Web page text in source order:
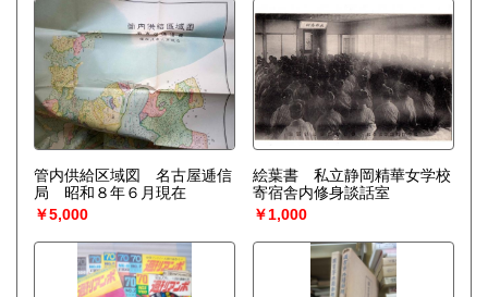
管内供給区域図 名古屋逓信
局 昭和８年６月現在
￥5,000
絵葉書 私立静岡精華女学校
寄宿舎内修身談話室
￥1,000